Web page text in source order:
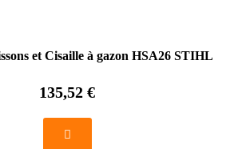
et Cisaille à gazon HSA26 STIHL
135,52 €